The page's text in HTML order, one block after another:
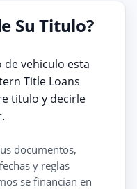
Su Titulo?
de vehiculo esta
Title Loans
titulo y decirle
documentos,
y reglas
se financian en